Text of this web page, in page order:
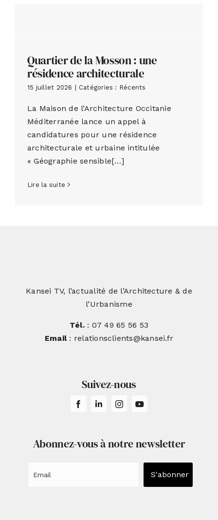
Quartier de la Mosson : une
résidence architecturale
15 juillet 2026 | Catégories : Récents
La Maison de l’Architecture Occitanie
Méditerranée lance un appel à
candidatures pour une résidence
architecturale et urbaine intitulée
« Géographie sensible[…]
Lire la suite
Kansei TV, l’actualité de l’Architecture & de
l’Urbanisme
Tél.: 07 49 65 56 53
Email: relationsclients@kansei.fr
Suivez-nous
Abonnez-vous à notre newsletter
S'abonner